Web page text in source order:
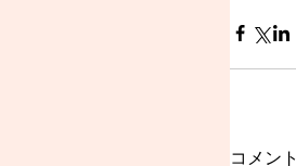
コメント